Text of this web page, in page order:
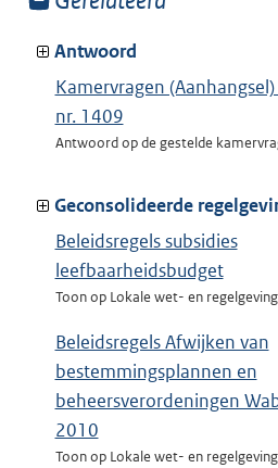
van:
Antwoord
Kamervragen
nr. 1409
Antwoord op de gestelde
Geconsolideerde
Beleidsregels subsidies
leefbaarheidsbudget
Toon op Lokale wet- en regelgeving
Beleidsregels Afwijken van
bestemmingsplannen en
beheersverordeningen
2010
Toon op Lokale wet- en regelgeving